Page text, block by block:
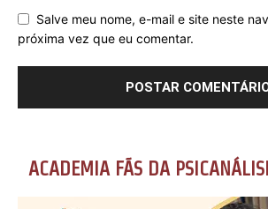
Salve meu nome, e-mail e site neste
próxima vez que eu comentar.
ACADEMIA FÃS DA